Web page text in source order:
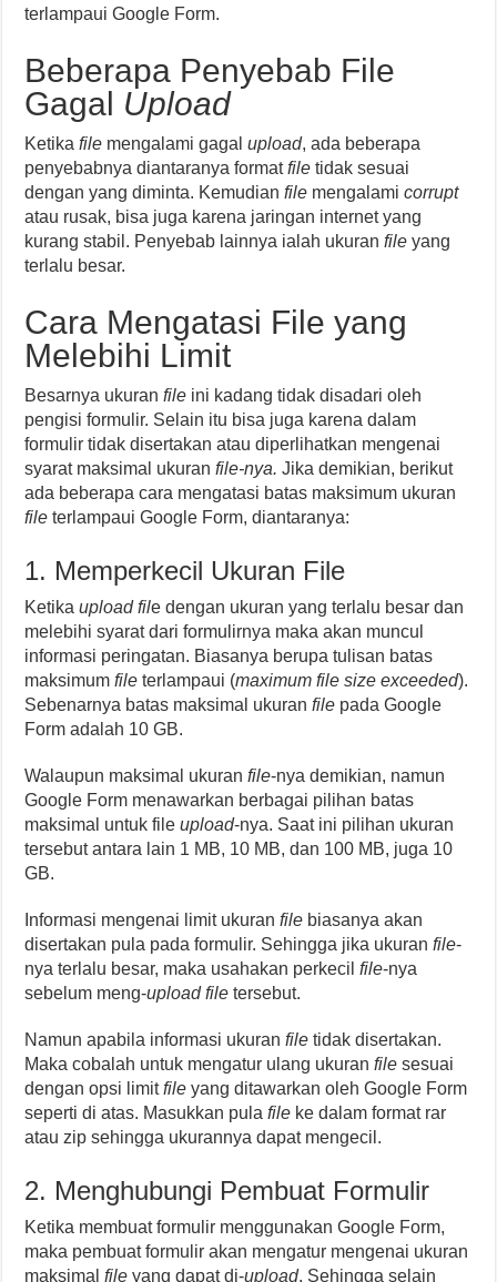
terlampaui Google Form.
Beberapa Penyebab File
Gagal Upload
Ketikafile mengalami gagalupload, ada beberapa
penyebabnya diantaranya formatfile tidak sesuai
dengan yang diminta. Kemudianfile mengalamicorrupt
atau rusak, bisa juga karena jaringan internet yang
kurang stabil. Penyebab lainnya ialah ukuranfile yang
terlalu besar.
Cara Mengatasi File yang
Melebihi Limit
Besarnya ukuranfile ini kadang tidak disadari oleh
pengisi formulir. Selain itu bisa juga karena dalam
formulir tidak disertakan atau diperlihatkan mengenai
syarat maksimal ukuranfile-nya. Jika demikian, berikut
ada beberapa cara mengatasi batas maksimum ukuran
file terlampaui Google Form, diantaranya:
1. Memperkecil Ukuran File
Ketikaupload file dengan ukuran yang terlalu besar dan
melebihi syarat dari formulirnya maka akan muncul
informasi peringatan. Biasanya berupa tulisan batas
maksimumfile terlampaui (maximum file size exceeded).
Sebenarnya batas maksimal ukuranfile pada Google
Form adalah 10 GB.
Walaupun maksimal ukuranfile-nya demikian, namun
Google Form menawarkan berbagai pilihan batas
maksimal untuk fileupload-nya. Saat ini pilihan ukuran
tersebut antara lain 1 MB, 10 MB, dan 100 MB, juga 10
GB.
Informasi mengenai limit ukuranfile biasanya akan
disertakan pula pada formulir. Sehingga jika ukuranfile-
nya terlalu besar, maka usahakan perkecilfile-nya
sebelum meng-upload file tersebut.
Namun apabila informasi ukuranfile tidak disertakan.
Maka cobalah untuk mengatur ulang ukuranfile sesuai
dengan opsi limitfile yang ditawarkan oleh Google Form
seperti di atas. Masukkan pulafile ke dalam format rar
atau zip sehingga ukurannya dapat mengecil.
2. Menghubungi Pembuat Formulir
Ketika membuat formulir menggunakan Google Form,
maka pembuat formulir akan mengatur mengenai ukuran
maksimalfile yang dapat di-upload. Sehingga selain